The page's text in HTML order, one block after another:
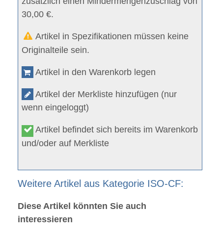
30,00 €.
Artikel in Spezifikationen müssen keine
Originalteile sein.
Artikel in den Warenkorb legen
Artikel der Merkliste hinzufügen (nur
wenn eingeloggt)
Artikel befindet sich bereits im Warenkorb
und/oder auf Merkliste
Weitere Artikel aus Kategorie ISO-CF:
Diese Artikel könnten Sie auch
interessieren